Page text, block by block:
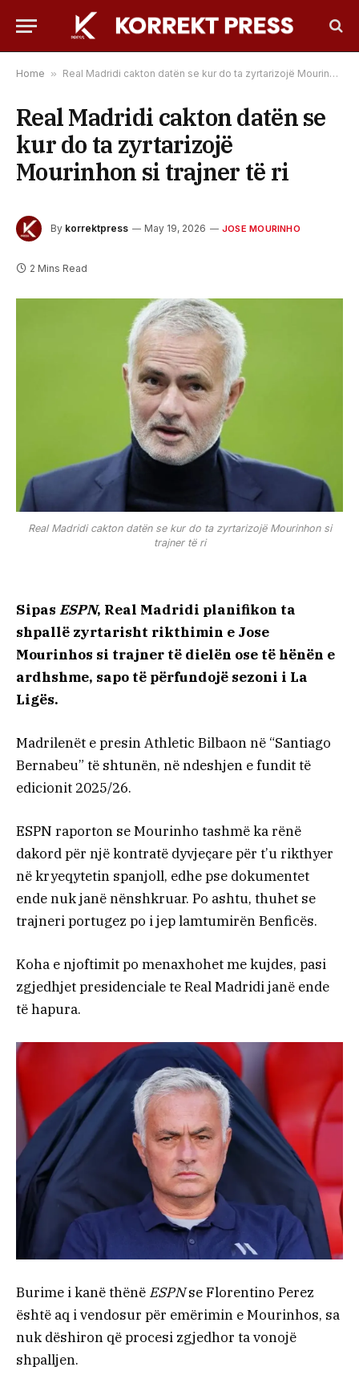
Home » Real Madridi cakton datën se kur do ta zyrtarizojë Mourinhon si trajner të ri
Real Madridi cakton datën se
kur do ta zyrtarizojë
Mourinhon si trajner të ri
By korrektpress May 19, 2026 JOSE MOURINHO
2 Mins Read
Real Madridi cakton datën se kur do ta zyrtarizojë Mourinhon si
trajner të ri
Sipas ESPN, Real Madridi planifikon ta
shpallë zyrtarisht rikthimin e Jose
Mourinhos si trajner të dielën ose të hënën e
ardhshme, sapo të përfundojë sezoni i La
Ligës.
Madrilenët e presin Athletic Bilbaon në “Santiago
Bernabeu” të shtunën, në ndeshjen e fundit të
edicionit 2025/26.
ESPN raporton se Mourinho tashmë ka rënë
dakord për një kontratë dyvjeçare për t’u rikthyer
në kryeqytetin spanjoll, edhe pse dokumentet
ende nuk janë nënshkruar. Po ashtu, thuhet se
trajneri portugez po i jep lamtumirën Benficës.
Koha e njoftimit po menaxhohet me kujdes, pasi
zgjedhjet presidenciale te Real Madridi janë ende
të hapura.
Burime i kanë thënë ESPNse Florentino Perez
është aq i vendosur për emërimin e Mourinhos, sa
nuk dëshiron që procesi zgjedhor ta vonojë
shpalljen.